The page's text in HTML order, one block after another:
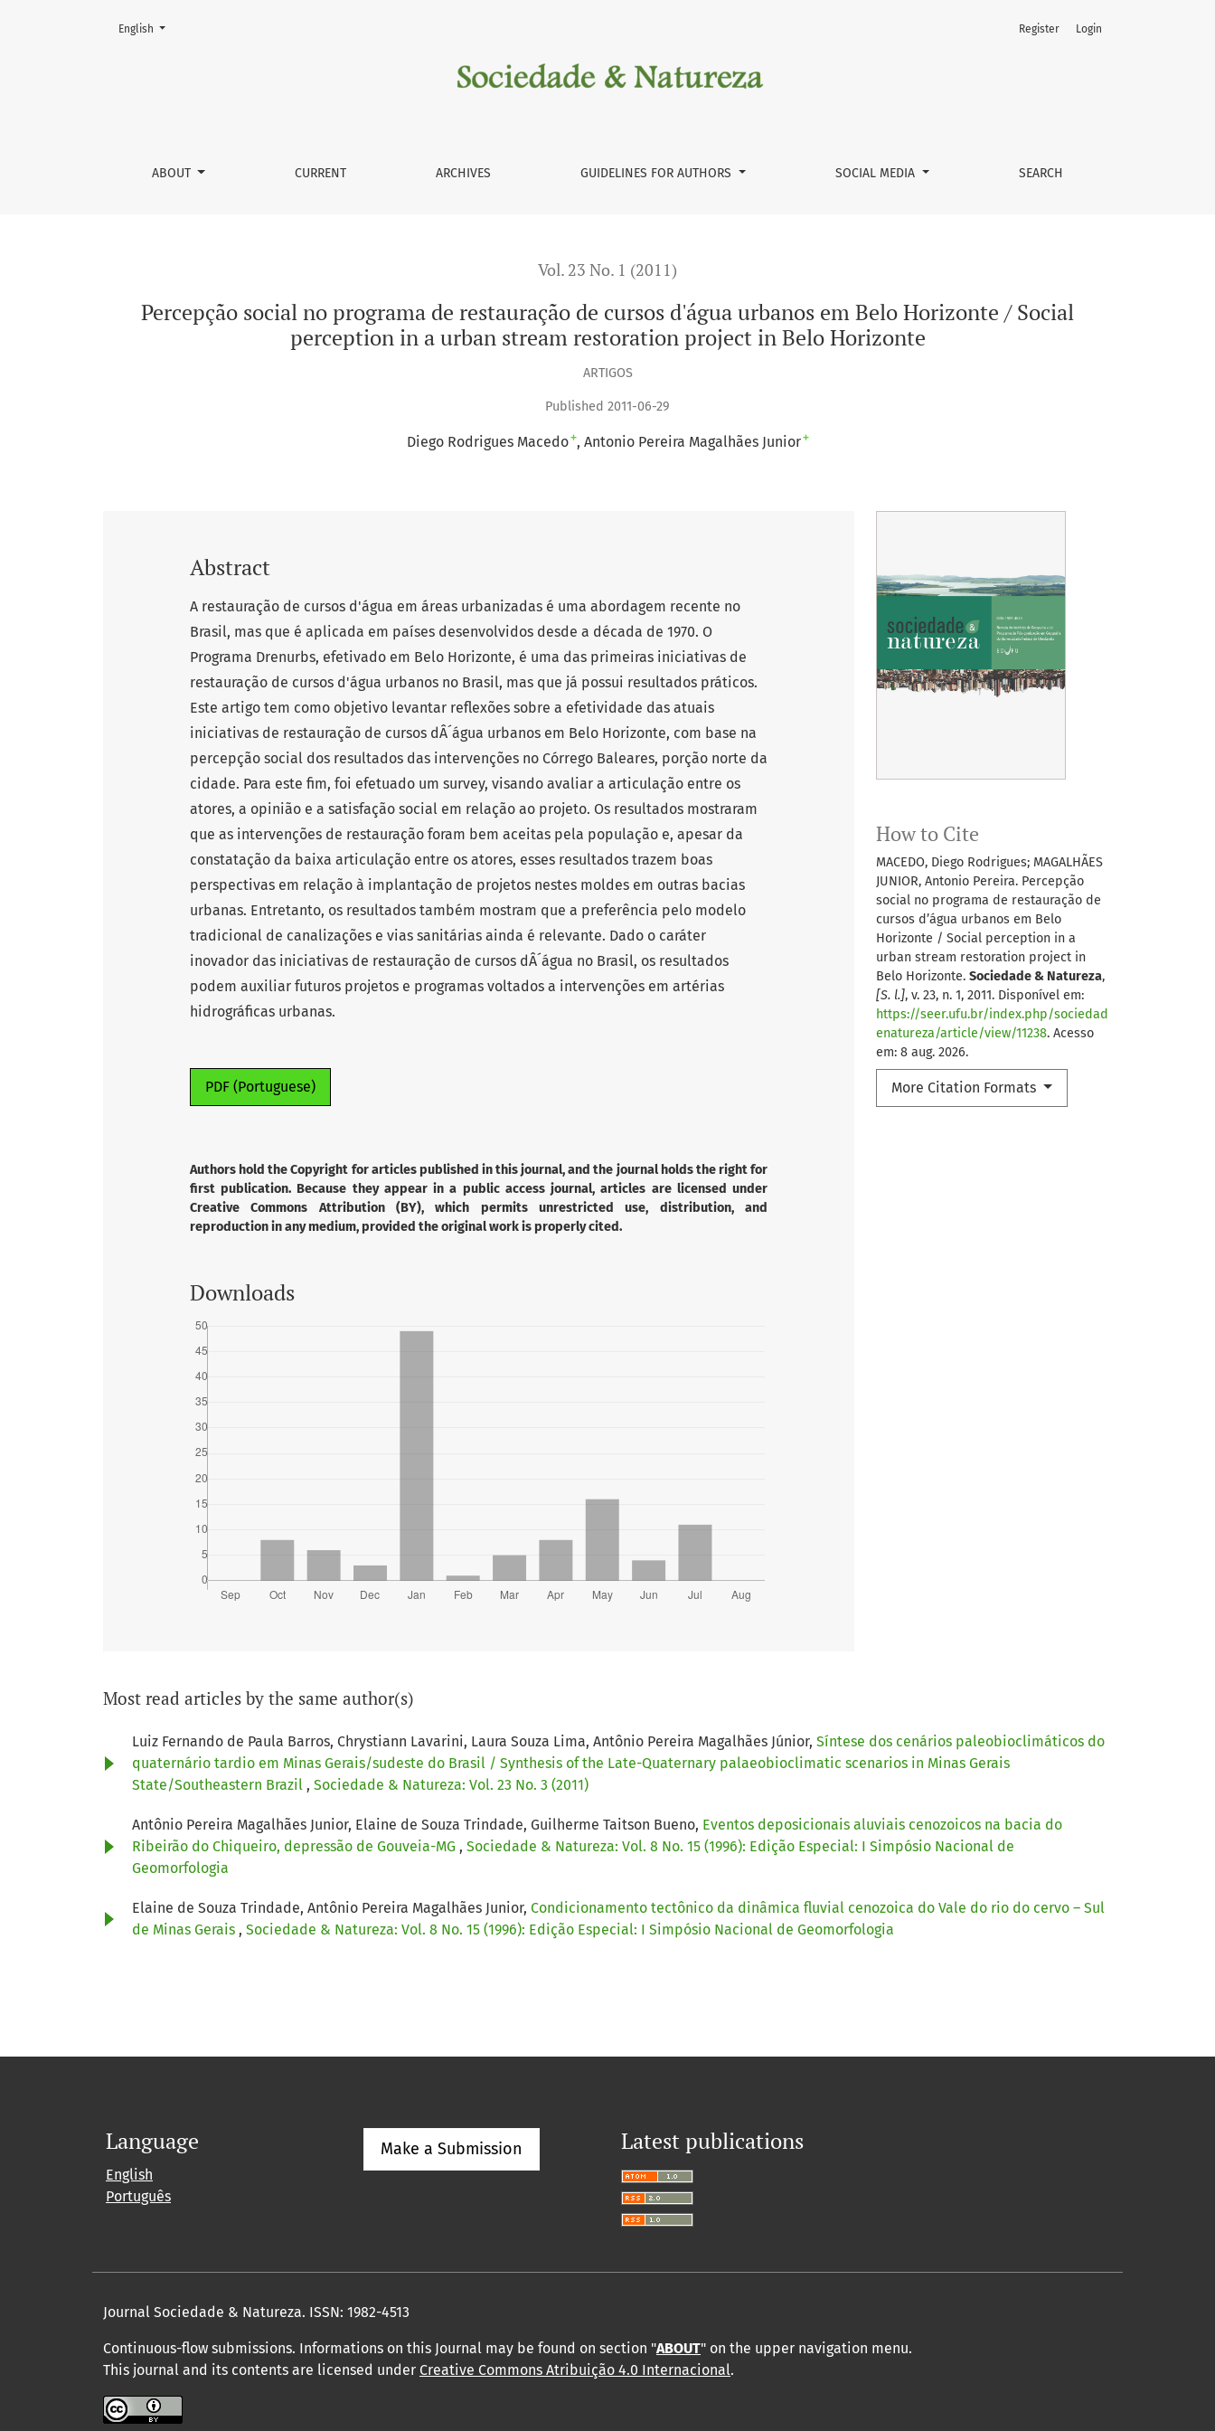
Percepção social no programa de restauração de cursos d'água urbanos em Belo Horizonte / Social perception in a urban stream restoration project in Belo Horizonte
ABOUT CURRENT ARCHIVES GUIDELINES FOR AUTHORS SOCIAL MEDIA SEARCH
Register Login
Change the language. The current language is:
English
Vol. 23 No. 1 (2011)
Percepção social no programa de restauração de cursos d'água urbanos em Belo Horizonte / Social
perception in a urban stream restoration project in Belo Horizonte
ARTIGOS
Published 2011-06-29
Diego Rodrigues Macedo+ Antonio Pereira Magalhães Junior+
How to Cite
MACEDO, Diego Rodrigues; MAGALHÃES
JUNIOR, Antonio Pereira. Percepção
social no programa de restauração de
cursos d’água urbanos em Belo
Horizonte / Social perception in a
urban stream restoration project in
Belo Horizonte. Sociedade & Natureza,
[S. l.], v. 23, n. 1, 2011. Disponível em:
https://seer.ufu.br/index.php/sociedad
enatureza/article/view/11238. Acesso
em: 8 aug. 2026.
More Citation Formats
Abstract
A restauração de cursos d'água em áreas urbanizadas é uma abordagem recente no
Brasil, mas que é aplicada em países desenvolvidos desde a década de 1970. O
Programa Drenurbs, efetivado em Belo Horizonte, é uma das primeiras iniciativas de
restauração de cursos d'água urbanos no Brasil, mas que já possui resultados práticos.
Este artigo tem como objetivo levantar reflexões sobre a efetividade das atuais
iniciativas de restauração de cursos dÂ´água urbanos em Belo Horizonte, com base na
percepção social dos resultados das intervenções no Córrego Baleares, porção norte da
cidade. Para este fim, foi efetuado um survey, visando avaliar a articulação entre os
atores, a opinião e a satisfação social em relação ao projeto. Os resultados mostraram
que as intervenções de restauração foram bem aceitas pela população e, apesar da
constatação da baixa articulação entre os atores, esses resultados trazem boas
perspectivas em relação à implantação de projetos nestes moldes em outras bacias
urbanas. Entretanto, os resultados também mostram que a preferência pelo modelo
tradicional de canalizações e vias sanitárias ainda é relevante. Dado o caráter
inovador das iniciativas de restauração de cursos dÂ´água no Brasil, os resultados
podem auxiliar futuros projetos e programas voltados a intervenções em artérias
hidrográficas urbanas.
PDF (Portuguese)
Authors hold the Copyright for articles published in this journal, and the journal holds the right for
first publication. Because they appear in a public access journal, articles are licensed under
Creative Commons Attribution (BY), which permits unrestricted use, distribution, and
reproduction in any medium, provided the original work is properly cited.
Downloads
Most read articles by the same author(s)
Luiz Fernando de Paula Barros, Chrystiann Lavarini, Laura Souza Lima, Antônio Pereira Magalhães Júnior, Síntese dos cenários paleobioclimáticos do
quaternário tardio em Minas Gerais/sudeste do Brasil / Synthesis of the Late-Quaternary palaeobioclimatic scenarios in Minas Gerais
State/Southeastern Brazil , Sociedade & Natureza: Vol. 23 No. 3 (2011)
Antônio Pereira Magalhães Junior, Elaine de Souza Trindade, Guilherme Taitson Bueno, Eventos deposicionais aluviais cenozoicos na bacia do
Ribeirão do Chiqueiro, depressão de Gouveia-MG , Sociedade & Natureza: Vol. 8 No. 15 (1996): Edição Especial: I Simpósio Nacional de
Geomorfologia
Elaine de Souza Trindade, Antônio Pereira Magalhães Junior, Condicionamento tectônico da dinâmica fluvial cenozoica do Vale do rio do cervo – Sul
de Minas Gerais , Sociedade & Natureza: Vol. 8 No. 15 (1996): Edição Especial: I Simpósio Nacional de Geomorfologia
Language
English
Português
Make a Submission Latest publications
Journal Sociedade & Natureza. ISSN: 1982-4513
Continuous-flow submissions. Informations on this Journal may be found on section "ABOUT" on the upper navigation menu.
This journal and its contents are licensed under Creative Commons Atribuição 4.0 Internacional.